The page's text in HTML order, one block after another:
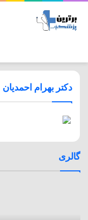
دکتر بهرام احمدیان
گالری